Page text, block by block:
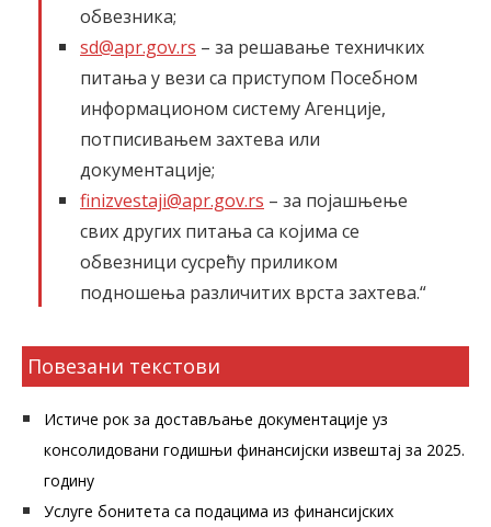
обвезника;
sd@apr.gov.rs – за решавање техничких
питања у вези са приступом Посебном
информационoм систему Агенције,
потписивањем захтева или
документације;
finizvestaji@apr.gov.rs – за појашњење
свих других питања са којима се
обвезници сусрећу приликом
подношења различитих врста захтева.“
Повезани текстови
Истиче рок за достављање документације уз
консолидовани годишњи финансијски извештај за 2025.
годину
Услуге бонитета са подацима из финансијских